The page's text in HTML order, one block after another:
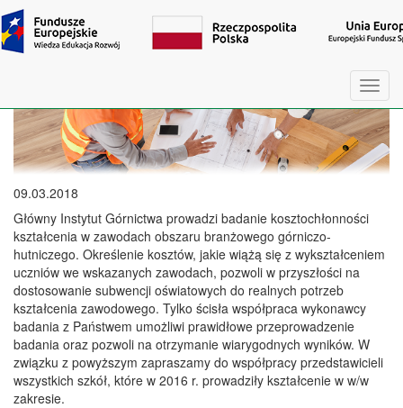
Przejdź do treści
09.03.2018
Główny Instytut Górnictwa prowadzi badanie kosztochłonności
kształcenia w zawodach obszaru branżowego górniczo-
hutniczego. Określenie kosztów, jakie wiążą się z wykształceniem
uczniów we wskazanych zawodach, pozwoli w przyszłości na
dostosowanie subwencji oświatowych do realnych potrzeb
kształcenia zawodowego. Tylko ścisła współpraca wykonawcy
badania z Państwem umożliwi prawidłowe przeprowadzenie
badania oraz pozwoli na otrzymanie wiarygodnych wyników. W
związku z powyższym zapraszamy do współpracy przedstawicieli
wszystkich szkół, które w 2016 r. prowadziły kształcenie w w/w
zakresie.